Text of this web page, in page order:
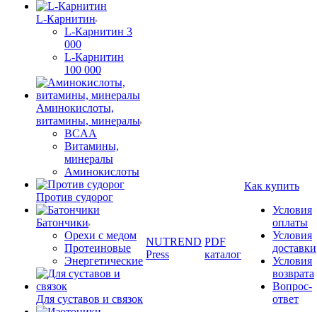
L-Карнитин
L-Карнитин 3
000
L-Карнитин
100 000
Аминокислоты,
витамины, минералы
BCAA
Витамины,
минералы
Аминокислоты
Против судорог
Батончики
Орехи с медом
Протеиновые
Энергетические
Для суставов и связок
NUTREND
Press
PDF
каталог
Как купить
Условия
оплаты
Условия
доставки
Условия
возврата
Вопрос-
ответ